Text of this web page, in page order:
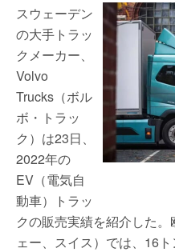
スウェーデン
の大手トラッ
クメーカー、
Volvo
Trucks（ボル
ボ・トラッ
ク）は23日、
2022年の
EV（電気自
動車）トラッ
クの販売実績を紹介した
ェー、スイス）では、16